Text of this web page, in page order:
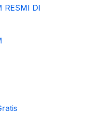
RESMI DI